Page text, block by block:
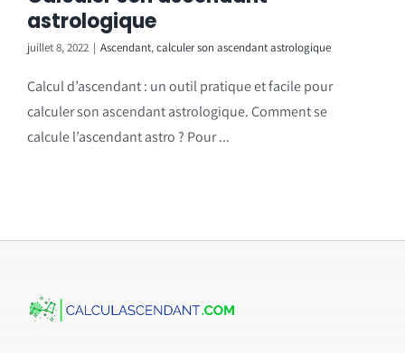
astrologique
juillet 8, 2022 | Ascendant,calculer son ascendant astrologique
Calcul d’ascendant : un outil pratique et facile pour
calculer son ascendant astrologique. Comment se
calcule l’ascendant astro ? Pour ...